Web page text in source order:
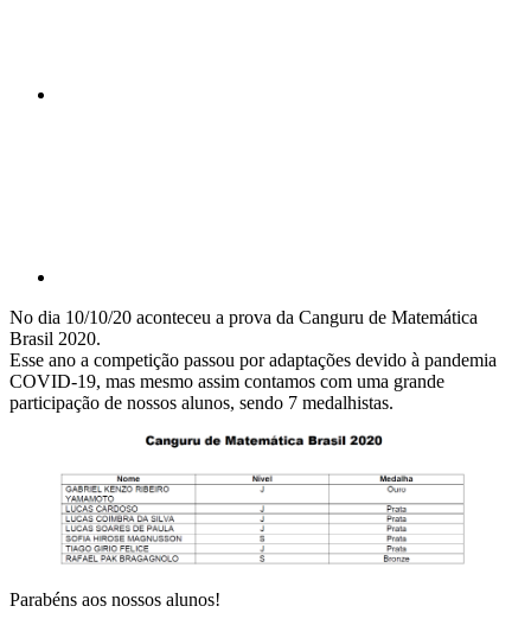
No dia 10/10/20 aconteceu a prova da Canguru de Matemática
Brasil 2020.
Esse ano a competição passou por adaptações devido à pandemia
COVID-19, mas mesmo assim contamos com uma grande
participação de nossos alunos, sendo 7 medalhistas.
Parabéns aos nossos alunos!